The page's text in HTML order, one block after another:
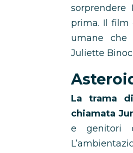
prima. Il film
umane che
Juliette
La trama
chiamata
e genitori